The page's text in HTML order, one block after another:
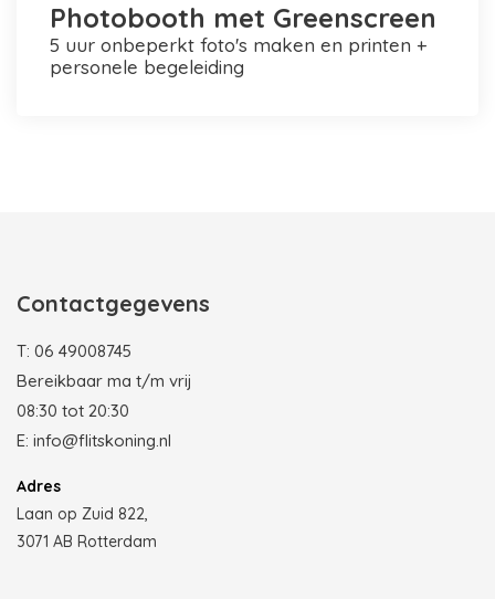
Photobooth met Greenscreen
5 uur onbeperkt foto's maken en printen +
personele begeleiding
Contactgegevens
T: 06 49008745
Bereikbaar ma t/m vrij
08:30 tot 20:30
E: info@flitskoning.nl
Adres
Laan op Zuid 822,
3071 AB Rotterdam